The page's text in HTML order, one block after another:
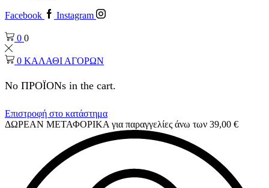
Facebook Instagram
0 0
0 ΚΑΛΑΘΙ ΑΓΟΡΩΝ
No ΠΡΟΪΟΝs in the cart.
Επιστροφή στο κατάστημα
ΔΩΡΕΑΝ ΜΕΤΑΦΟΡΙΚΑ για παραγγελίες άνω των 39,00 €